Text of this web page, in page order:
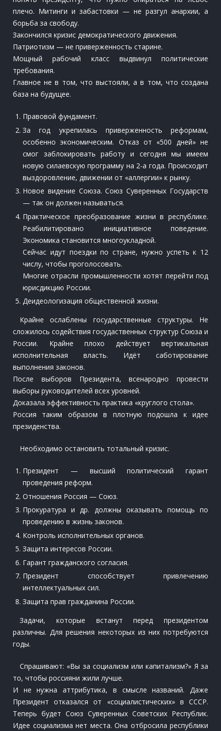
плечо. Митинги и забастовки — не разгул анархии, а
борьба за свободу.
Закончился кризис демократического движения.
Патриотизм — не приверженность старине.
Мощный рабочий класс выдвинул политические
требования.
Главное не в том, что выстояли, а в том, что создана
база на будущее.
Правовой фундамент.
За год укрепилась приверженность реформам,
особенно экономическим. Отказ от «500 дней» не
смог заблокировать работу и сегодня мы имеем
новую силаевскую программу на 2-а года. Происходит
выздоровление, движении от «аллергии» к рынку.
Новое видение Союза. Союз Суверенных Государств
— так он должен называться.
Практическое преобразование жизни в республике.
Реабилитировано инициативное поведение.
Экономика становится многоукладной.
Сейчас идут поездки по стране, нужно успеть к 12
числу, чтобы проголосовать.
Многие отрасли промышленности хотят перейти под
юрисдикцию России.
Деидеологизация общественной жизни.
Крайне ослаблены государственные структуры. Не
сложилось содействия госудаственных структур Союза и
России. Крайне плохо действует вертикальная
исполнительная власть. Идёт саботирование
выполнения законов.
После выборов Президента, всенародно провести
выборы руководителей всех уровней.
Доказала эффективность практика «круглого стола».
Россия таким образом в плотную подошла к идее
президенства.
Необходимо остановить тотальный кризис.
Президент — высший политический гарант
проведения реформ.
Отношения Россия — Союз.
Прокуратура и др. должны оказывать помощь по
проведению в жизнь законов.
Контроль исполнительных органов.
Защита интересов России.
Гарант гражданского согласия.
Президент способствует привлечению
интеллектуальных сил.
Защита прав гражданина России.
Задачи, которые встанут перед президентом
различны. Для решения некоторых из них потребуются
годы.
Спрашивают: «Вы за социализм или капитализм?» Я за
то, чтобы россияни жили лучше.
И не нужна аттрибутика, в смысле названий. Даже
Президент отказался от «социалистических» в СССР.
Теперь будет Союз Суверенных Советских Республик.
Идее социализма нет места. Она отбросила республики